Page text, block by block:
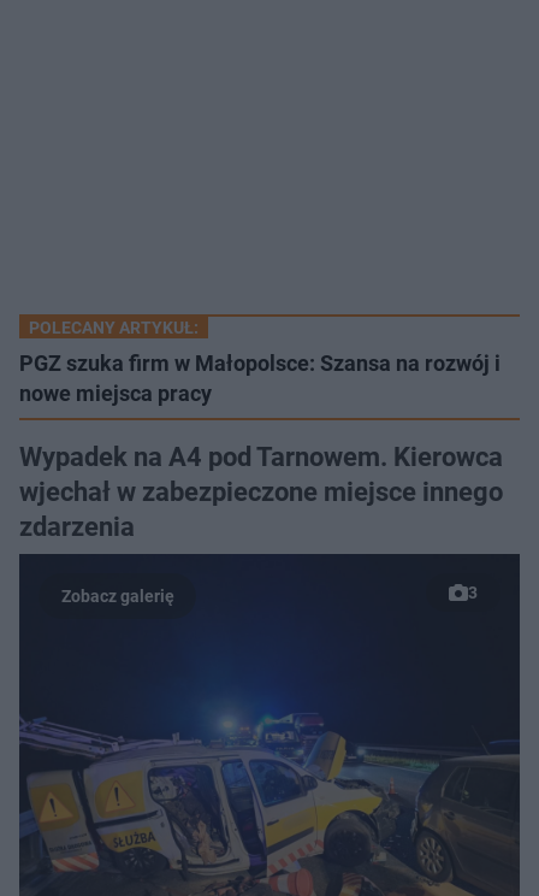
POLECANY ARTYKUŁ:
PGZ szuka firm w Małopolsce: Szansa na rozwój i
nowe miejsca pracy
Wypadek na A4 pod Tarnowem. Kierowca
wjechał w zabezpieczone miejsce innego
zdarzenia
3